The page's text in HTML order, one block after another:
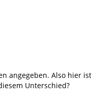
angegeben. Also hier
Unterschied?